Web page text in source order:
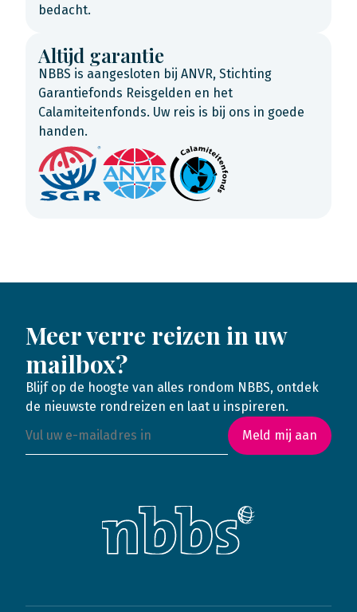
bedacht.
Altijd garantie
NBBS is aangesloten bij ANVR, Stichting
Garantiefonds Reisgelden en het
Calamiteitenfonds. Uw reis is bij ons in goede
handen.
Meer verre reizen in uw
mailbox?
Blijf op de hoogte van alles rondom NBBS, ontdek
de nieuwste rondreizen en laat u inspireren.
Meld mij aan